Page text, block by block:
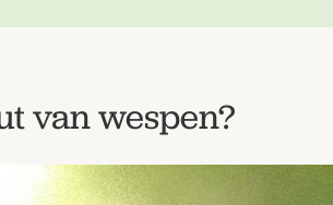
van wespen?